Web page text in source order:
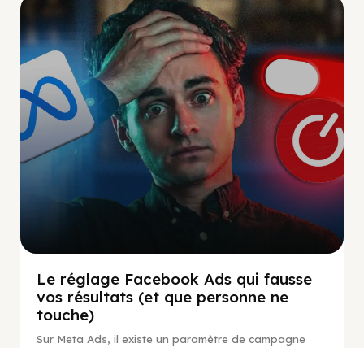
Social Scaling
Le réglage Facebook Ads qui fausse
vos résultats (et que personne ne
touche)
Sur Meta Ads, il existe un paramètre de campagne